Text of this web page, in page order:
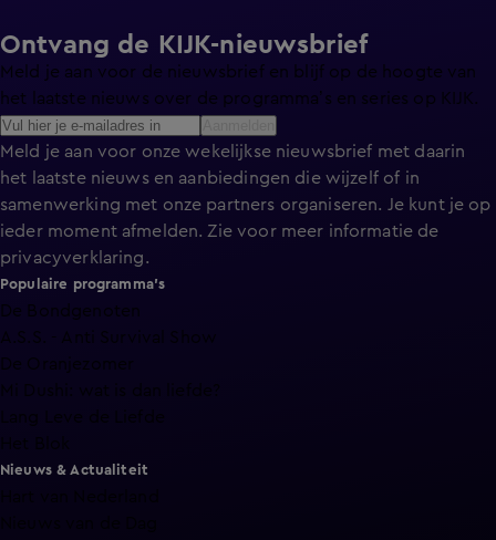
Ontvang de KIJK-nieuwsbrief
Meld je aan voor de nieuwsbrief en blijf op de hoogte van
het laatste nieuws over de programma’s en series op KIJK.
Meld je aan voor onze wekelijkse nieuwsbrief met daarin
het laatste nieuws en aanbiedingen die wijzelf of in
samenwerking met onze partners organiseren. Je kunt je op
ieder moment afmelden. Zie voor meer informatie de
privacyverklaring.
Populaire programma's
De Bondgenoten
A.S.S. - Anti Survival Show
De Oranjezomer
Mi Dushi: wat is dan liefde?
Nieuws & Actualiteit